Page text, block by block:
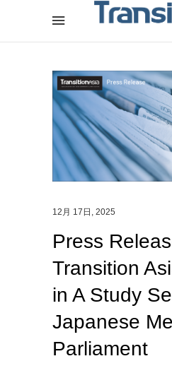
12月 17日, 2025
Press
Transition
in A Study
Japanese
Parliament